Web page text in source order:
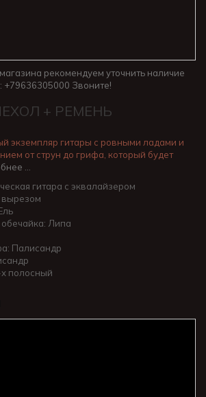
рекомендуем уточнить наличие
+79636305000 Звоните!
+ РЕМЕНЬ
экземпляр гитары с ровными ладами и
от струн до грифа, который будет
…
гитара с эквалайзером
вырезом
Липа
Палисандр
полосный